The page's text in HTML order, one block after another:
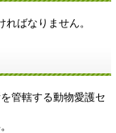
ばなりません。
管轄する動物愛護セ